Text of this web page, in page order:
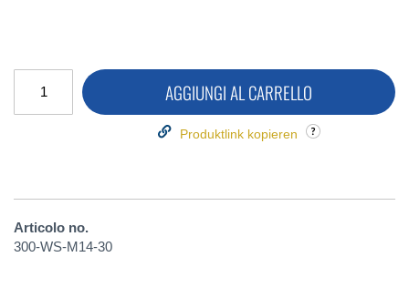
AGGIUNGI AL CARRELLO
Produktlink kopieren
Articolo no.
300-WS-M14-30